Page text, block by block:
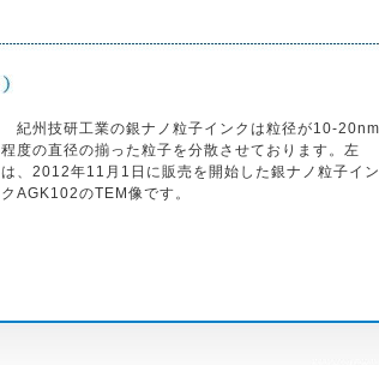
紀州技研工業の銀ナノ粒子インクは粒径が10-20nm
程度の直径の揃った粒子を分散させております。左
は、2012年11月1日に販売を開始した銀ナノ粒子イン
クAGK102のTEM像です。